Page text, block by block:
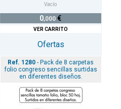
Vacío
0,000 €
VER CARRITO
Ofertas
Ref. 1280 - Pack de 8 carpetas
folio congreso sencillas surtidas
en diferentes diseños.